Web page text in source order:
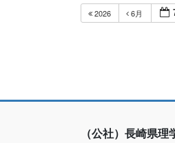
2026 6月
（公社）長崎県